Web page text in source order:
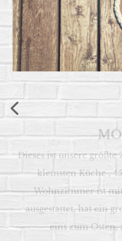
Dieses ist unsere
kleinsten Küche ,
Wohnzimmer ist
ausgestattet, hat ein
eins zum